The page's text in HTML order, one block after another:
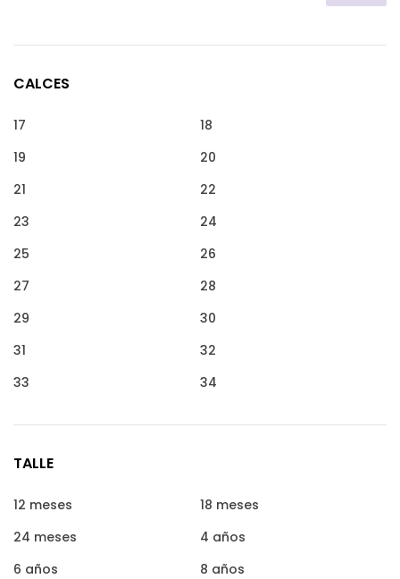
CALCES
17
18
19
20
21
22
23
24
25
26
27
28
29
30
31
32
33
34
TALLE
12 meses
18 meses
24 meses
4 años
6 años
8 años